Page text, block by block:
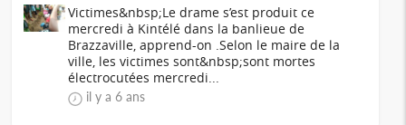
Victimes&nbsp;Le drame s’est produit ce
mercredi à Kintélé dans la banlieue de
Brazzaville, apprend-on .Selon le maire de la
ville, les victimes sont&nbsp;sont mortes
électrocutées mercredi...
il y a 6 ans